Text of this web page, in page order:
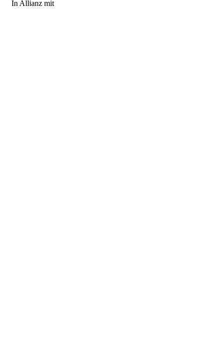
In Allianz mit